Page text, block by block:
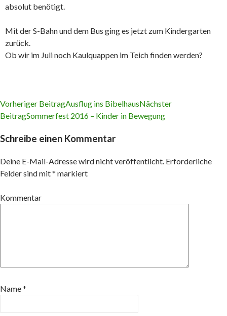
absolut benötigt.
Mit der S-Bahn und dem Bus ging es jetzt zum Kindergarten
zurück.
Ob wir im Juli noch Kaulquappen im Teich finden werden?
Beitrags-
Navigation
Vorheriger BeitragAusflug ins BibelhausNächster
BeitragSommerfest 2016 – Kinder in Bewegung
Schreibe einen Kommentar
Deine E-Mail-Adresse wird nicht veröffentlicht. Erforderliche
Felder sind mit* markiert
Kommentar
Name*